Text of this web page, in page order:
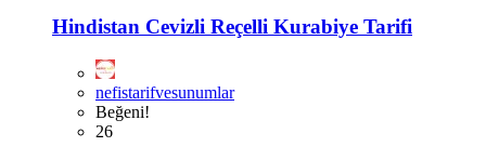
Hindistan Cevizli Reçelli Kurabiye Tarifi
nefistarifvesunumlar
Beğeni!
26